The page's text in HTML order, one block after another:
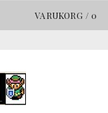
VARUKORG / 0